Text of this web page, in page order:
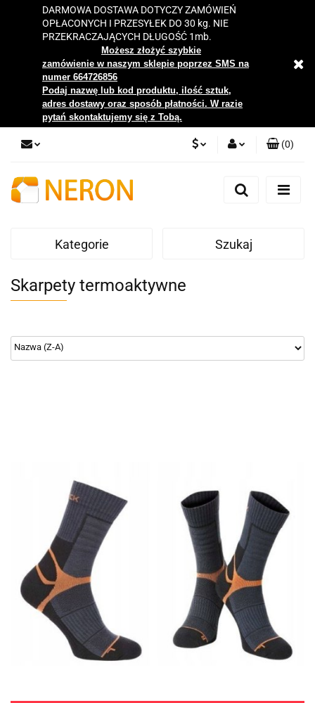
DARMOWA DOSTAWA DOTYCZY ZAMÓWIEŃ
OPŁACONYCH I PRZESYŁEK DO 30 kg. NIE
PRZEKRACZAJĄCYCH DŁUGOŚĆ 1mb.
Możesz złożyć szybkie
zamówienie w naszym sklepie poprzez SMS na
numer 664726856
Podaj nazwę lub kod produktu, ilość sztuk,
adres dostawy oraz sposób płatności. W razie
pytań skontaktujemy się z Tobą.
Zaloguj się
Zgody cookies
(0)
Kategorie Szukaj
Skarpety termoaktywne